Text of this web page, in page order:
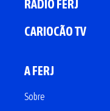
RÁDIO FERJ
CARIOCÃO TV
A FERJ
Sobre